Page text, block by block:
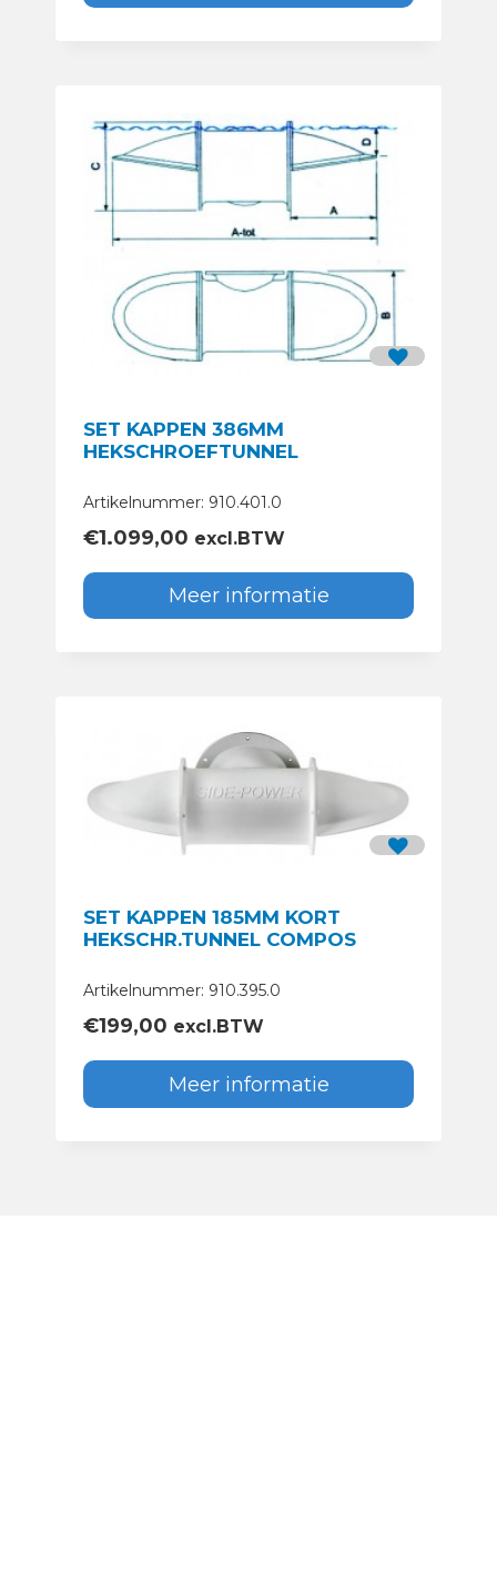
SET KAPPEN 386MM
HEKSCHROEFTUNNEL
Artikelnummer: 910.401.0
€1.099,00 excl.BTW
Meer informatie
SET KAPPEN 185MM KORT
HEKSCHR.TUNNEL COMPOS
Artikelnummer: 910.395.0
€199,00 excl.BTW
Meer informatie